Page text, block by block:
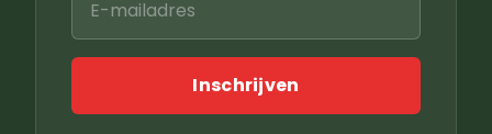
Inschrijven